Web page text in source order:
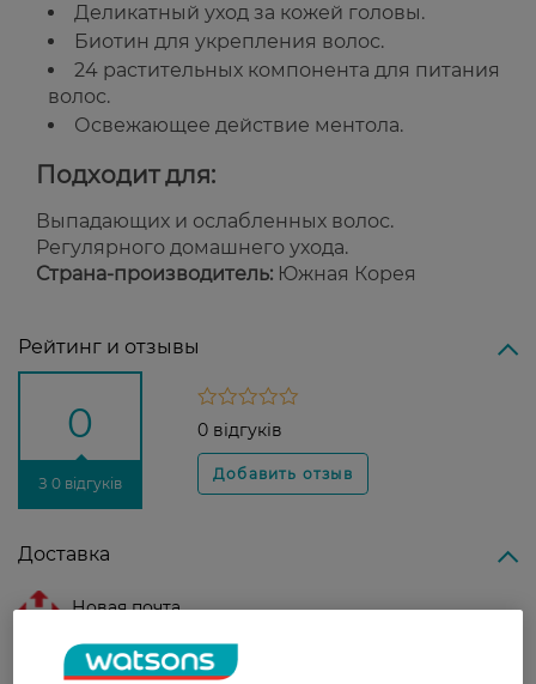
Деликатный уход за кожей головы.
Биотин для укрепления волос.
24 растительных компонента для питания
волос.
Освежающее действие ментола.
Подходит для:
Выпадающих и ослабленных волос.
Регулярного домашнего ухода.
Страна-производитель: Южная Корея
Рейтинг и отзывы
0
З 0 відгуків
0 відгуків
Доставка
Новая почта
В отделение Новой почты - 99 грн, бесплатно
от 699 грн